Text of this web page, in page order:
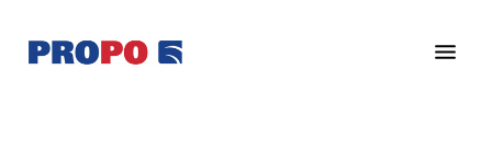
pääsisältöön
ensisijaiseen
sivupalkkiin
alatunnisteeseen